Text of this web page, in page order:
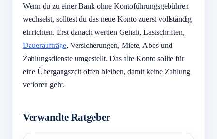
Wenn du zu einer Bank ohne Kontoführungsgebühren
wechselst, solltest du das neue Konto zuerst vollständig
einrichten. Erst danach werden Gehalt, Lastschriften,
Daueraufträge, Versicherungen, Miete, Abos und
Zahlungsdienste umgestellt. Das alte Konto sollte für
eine Übergangszeit offen bleiben, damit keine Zahlung
verloren geht.
Verwandte Ratgeber